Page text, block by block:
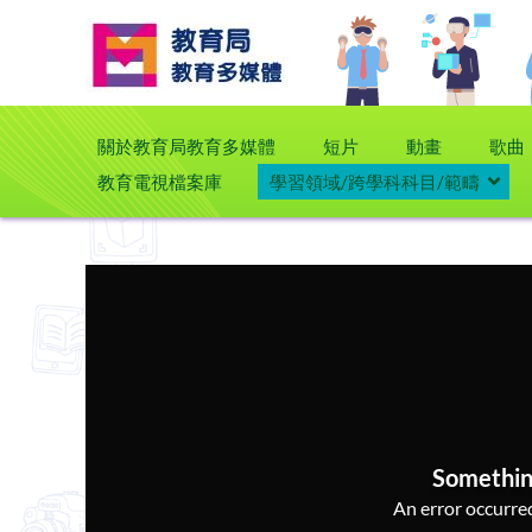
關於教育局教育多媒體 短片 動畫
歌曲
教育電視檔案庫
學習領域/跨學科科目/範疇
An error